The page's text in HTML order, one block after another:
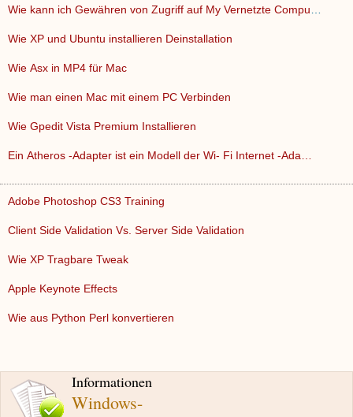
Informationen
Windows-
Wie XP und Ubuntu installieren Deinstallation
Wie Asx in MP4 für Mac
Wie man einen Mac mit einem PC Verbinden
Wie Gpedit Vista Premium Installieren
Ein Atheros -Adapter ist ein Modell der Wi- Fi Internet -Ada…
Adobe Photoshop CS3 Training
Client Side Validation Vs. Server Side Validation
Wie XP Tragbare Tweak
Apple Keynote Effects
Wie aus Python Perl konvertieren